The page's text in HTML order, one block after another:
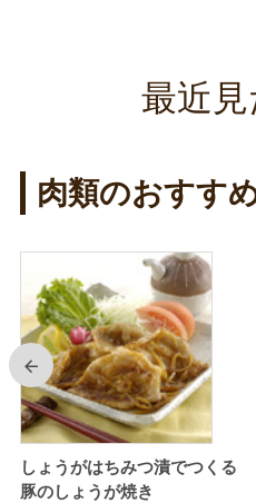
最近
肉類のおすす
前
しょうがはちみつ漬でつくる
豚のしょうが焼き